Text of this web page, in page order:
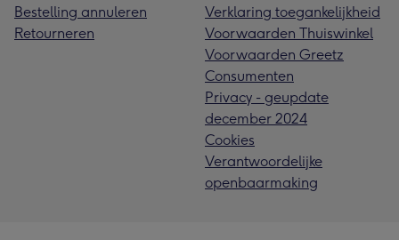
Bestelling annuleren
Retourneren
Verklaring toegankelijkheid
Voorwaarden Thuiswinkel
Voorwaarden Greetz
Consumenten
Privacy - geupdate
december 2024
Cookies
Verantwoordelijke
openbaarmaking